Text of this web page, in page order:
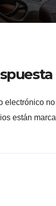
electrónico
están